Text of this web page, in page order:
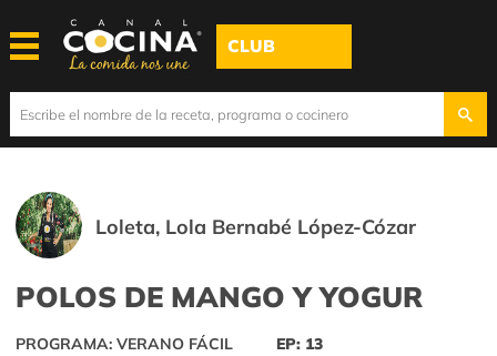
CLUB
Loleta, Lola Bernabé López-Cózar
POLOS DE MANGO Y YOGUR
PROGRAMA: VERANO FÁCIL EP: 13